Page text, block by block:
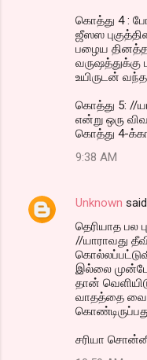
கொத்து 4 :
ஜீஸஸ
பழைய
உயிருடன்
கொத்து 5: //
என்று ஒரு
கொத்து 4-
9:38 AM
Unknown said…
தெரியாத பல
//யாராவது
இல்லை
தான்
வாதத்தை
சரியா